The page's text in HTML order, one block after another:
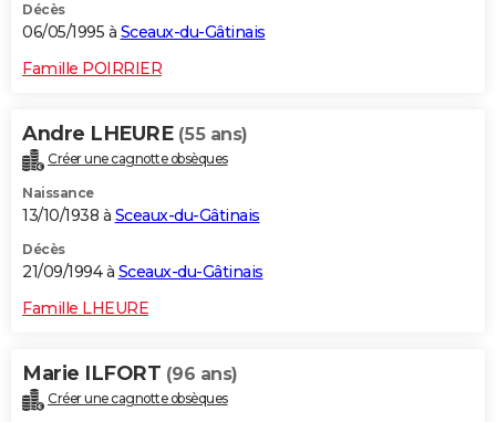
Décès
06/05/1995 à Sceaux-du-Gâtinais
Famille POIRRIER
Andre LHEURE (55 ans)
Créer une cagnotte obsèques
Naissance
13/10/1938 à Sceaux-du-Gâtinais
Décès
21/09/1994 à Sceaux-du-Gâtinais
Famille LHEURE
Marie ILFORT (96 ans)
Créer une cagnotte obsèques